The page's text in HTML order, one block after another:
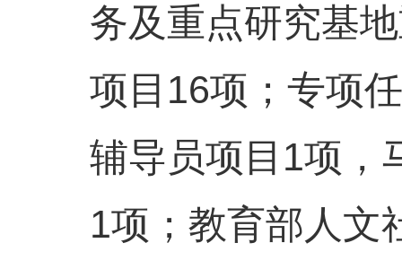
务及重点研究基
项目 16项；专项
辅导员项目1项，
1项；教育部人文